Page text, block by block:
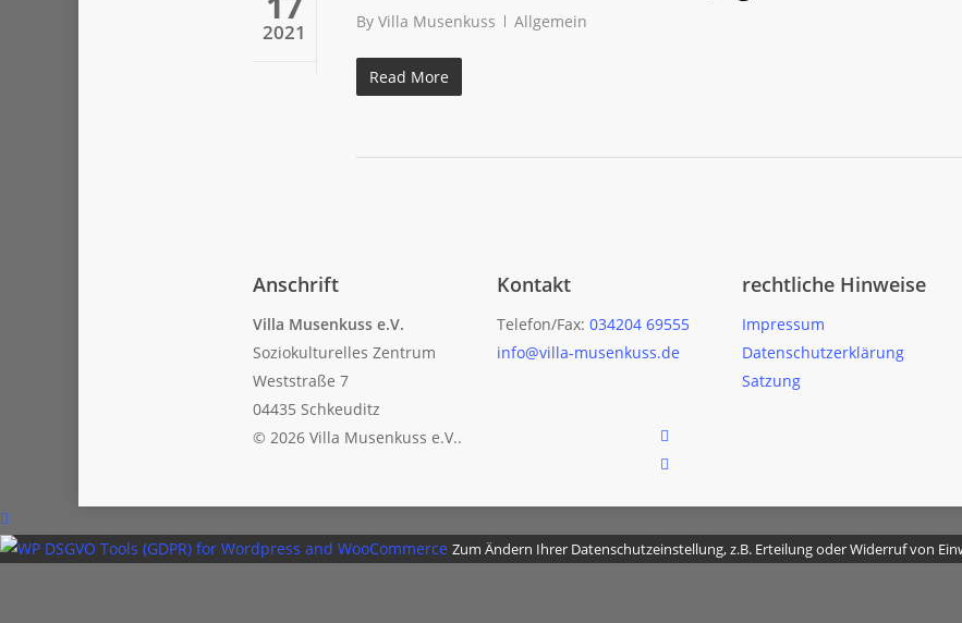
2021 By Villa Musenkuss Allgemein
Read More
Anschrift
Villa Musenkuss e.V.
Soziokulturelles Zentrum
Weststraße 7
04435 Schkeuditz
Kontakt
Telefon/Fax:034204 69555
info@villa-musenkuss.de
rechtliche Hinweise
Impressum
Datenschutzerklärung
Satzung
© 2026 Villa Musenkuss e.V..
facebook
instagram
Zum Ändern Ihrer Datenschutzeinstellung, z.B. Erteilung oder Widerruf von